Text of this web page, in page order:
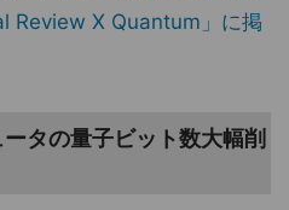
Review X Quantum」に掲
タの量子ビット数大幅削